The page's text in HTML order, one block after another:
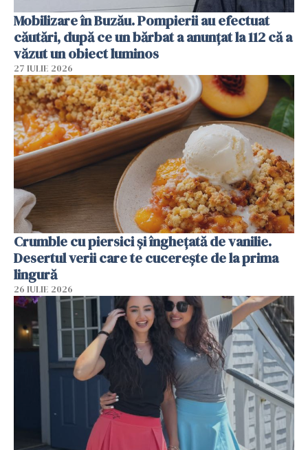
Mobilizare în Buzău. Pompierii au efectuat
căutări, după ce un bărbat a anunțat la 112 că a
văzut un obiect luminos
27 IULIE 2026
Crumble cu piersici și înghețată de vanilie.
Desertul verii care te cucerește de la prima
lingură
26 IULIE 2026